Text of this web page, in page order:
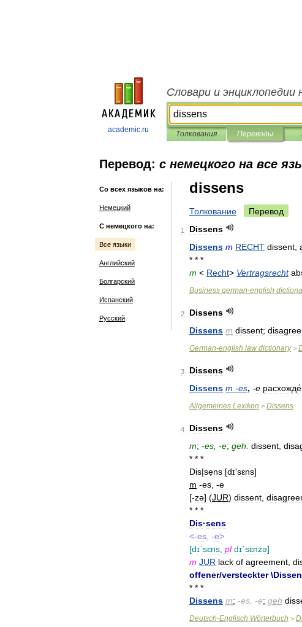
academic.ru
Словари и энциклопедии
Толкования Переводы
Перевод: с немецкого на все
Со всех языков на:
Немецкий
С немецкого на:
Все языки
Английский
Болгарский
Испанский
Русский
dissens
Толкование Перевод
1
Dissens
Dissens m RECHT dissent
* * *
m < Recht> Vertragsrecht
Business german-english
2
Dissens
Dissens m dissent;
German-english law dictionary>
3
Dissens
Dissens m -es, -е
Allgemeines Lexikon > Dissens
4
Dissens
m; -es , -e; geh dissent
* * *
Dis|sẹns [dɪ'sɛns]
m -es , -e
[-zə] (JUR) dissent
* * *
Dis·sens
<-es , -e>
[dɪˈsɛns pl dɪˈsɛnzə]
m JUR lack of agreement
offener/versteckter\
* * *
Dissens m; -es , -e; geh
Deutsch-Englisch Wörterbuch >